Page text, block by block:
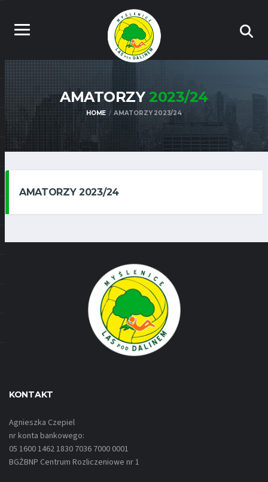
AMATORZY2023/24
HOME AMATORZY 2023/24
AMATORZY 2023/24
KONTAKT
Agnieszka Czepiel
nr konta bankowego:
05 1600 1462 1830 7036 7000 0001
BGŻBNP Centrum Rozliczeniowe nr 1